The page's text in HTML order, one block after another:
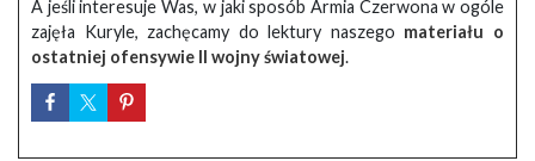
A jeśli interesuje Was, w jaki sposób Armia Czerwona w ogóle
zajęła Kuryle, zachęcamy do lektury naszego materiału o
ostatniej ofensywie II wojny światowej.